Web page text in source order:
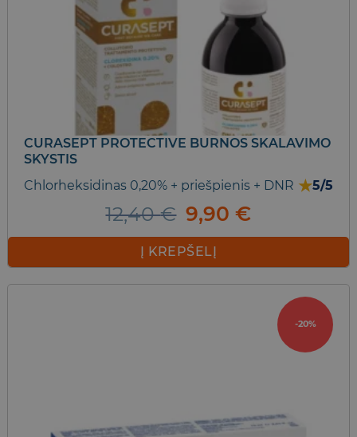
CURASEPT PROTECTIVE BURNOS SKALAVIMO
SKYSTIS
Chlorheksidinas 0,20% + priešpienis + DNR ★5/5
12,40€ Original
price
was:
12,40 €.
9,90€Current
price
9,90 €.
Į KREPŠELĮ
-20%